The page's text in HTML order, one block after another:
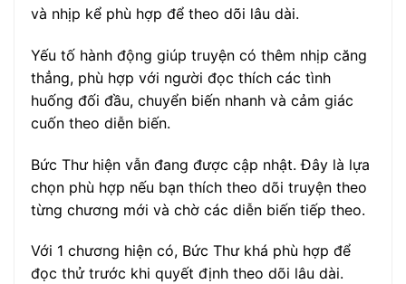
và nhịp kể phù hợp để theo dõi lâu dài.
Yếu tố hành động giúp truyện có thêm nhịp căng
thẳng, phù hợp với người đọc thích các tình
huống đối đầu, chuyển biến nhanh và cảm giác
cuốn theo diễn biến.
Bức Thư hiện vẫn đang được cập nhật. Đây là lựa
chọn phù hợp nếu bạn thích theo dõi truyện theo
từng chương mới và chờ các diễn biến tiếp theo.
Với 1 chương hiện có, Bức Thư khá phù hợp để
đọc thử trước khi quyết định theo dõi lâu dài.